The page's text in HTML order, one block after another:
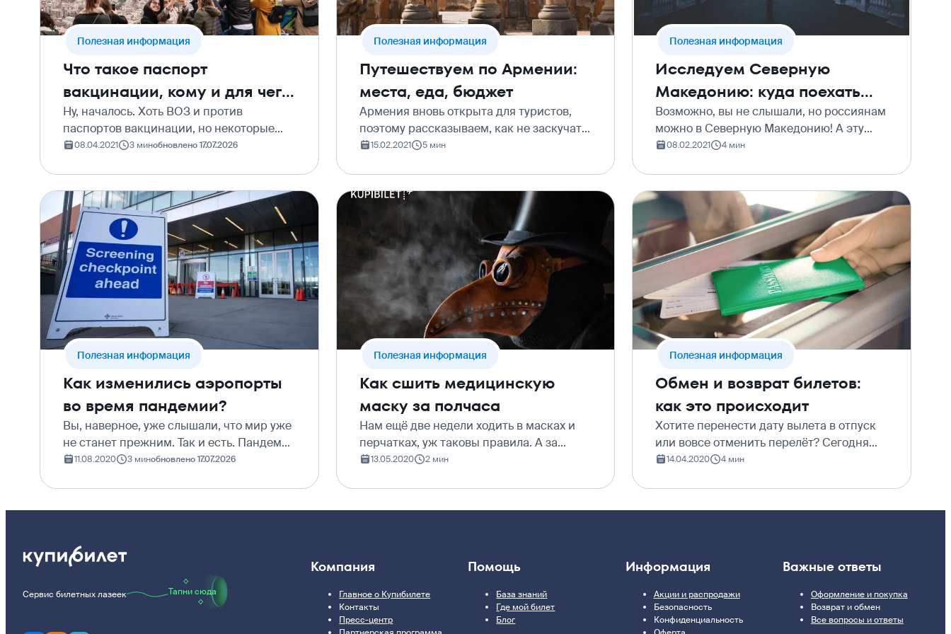
Полезная информация
Что такое паспорт
вакцинации, кому и для чего
он нужен
Ну, началось. Хоть ВОЗ и против
паспортов вакцинации, но некоторые
страны всё равно что-то придумывают.
путешествовать, да и вообще – такая
система быстро поставит…
08.04.2021 3 минобновлено 17.07.2026
Полезная информация
Путешествуем по Армении:
места, еда, бюджет
Армения вновь открыта для туристов,
поэтому рассказываем, как не заскучать
и что посмотреть в этой чудесной
активные путешествия.&#160; Условия
въезда: отрицательный ПЦР…
15.02.2021 5 мин
Полезная информация
Исследуем Северную
Македонию: куда поехать
без визы
Возможно, вы не слышали, но россиянам
можно в Северную Македонию! А эту
страну зря недооценивают, как и
красивое и интересное! Давайте
разбираться, куда именно еха…
08.02.2021 4 мин
Полезная информация
Как изменились аэропорты
во время пандемии?
Вы, наверное, уже слышали, что мир уже
не станет прежним. Так и есть. Пандемия
напомнила нам о безопасности
окружающих. Аэропорты, как главный
узел распространения инф…
11.08.2020 3 минобновлено 17.07.2026
Полезная информация
Как сшить медицинскую
маску за полчаса
Нам ещё две недели ходить в масках и
перчатках, уж таковы правила. А за
отсутствие такого обмундирования в
штрафовать. Если у вас ещё нет модной и
красивой многоразовой мас…
13.05.2020 2 мин
Полезная информация
Обмен и возврат билетов:
как это происходит
Хотите перенести дату вылета в отпуск
или вовсе отменить перелёт? Сегодня
мы расскажем о правилах обмена и
которые позволят вам спланировать
покупку билетов с нужны…
14.04.2020 4 мин
Сервис билетных лазеек Тапни сюда
Компания
Главное о Купибилете
Контакты
Пресс-центр
Помощь
База знаний
Где мой билет
Блог
Информация
Акции и распродажи
Безопасность
Конфиденциальность
Важные ответы
Оформление и покупка
Возврат и обмен
Все вопросы и ответы